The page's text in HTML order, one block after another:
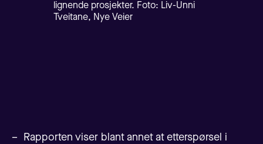
lignende prosjekter. Foto: Liv-Unni
Tveitane, Nye Veier
– Rapporten viser blant annet at etterspørsel i